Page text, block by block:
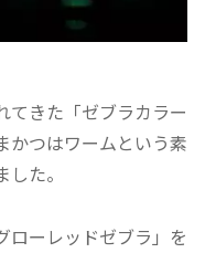
てきた「ゼブラカラー
かつはワームという素
た。
ローレッドゼブラ」を